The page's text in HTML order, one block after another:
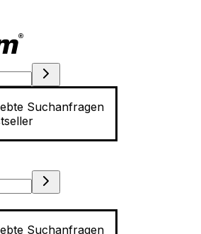
Suchanfragen
Suchanfragen